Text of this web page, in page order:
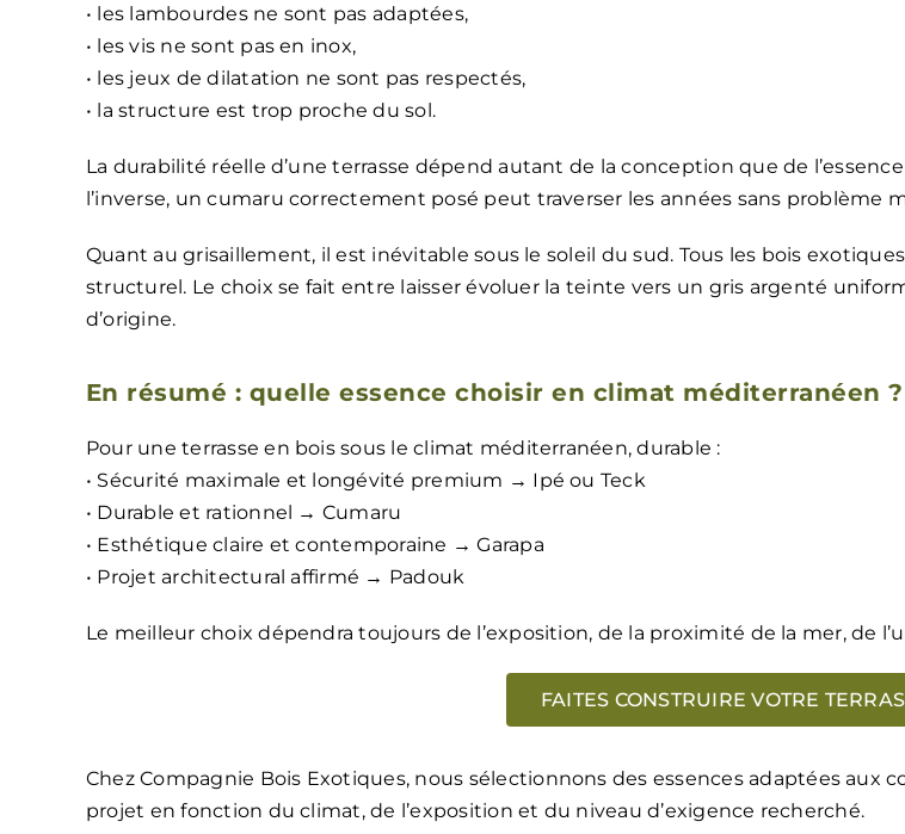
• les lambourdes ne sont pas adaptées,
• les vis ne sont pas en inox,
• les jeux de dilatation ne sont pas respectés,
• la structure est trop proche du sol.
La durabilité réelle d’une terrasse dépend autant de la conception que de
l’inverse, un cumaru correctement posé peut traverser les années sans problème
Quant au grisaillement, il est inévitable sous le soleil du sud. Tous les bois
structurel. Le choix se fait entre laisser évoluer la teinte vers un gris argenté
d’origine.
En résumé : quelle essence choisir en climat méditerranéen ?
Pour une terrasse en bois sous le climat méditerranéen, durable :
• Sécurité maximale et longévité premium → Ipé ou Teck
• Durable et rationnel → Cumaru
• Esthétique claire et contemporaine → Garapa
• Projet architectural affirmé → Padouk
Le meilleur choix dépendra toujours de l’exposition, de la proximité de la mer, de
FAITES CONSTRUIRE VOTRE
Chez Compagnie Bois Exotiques, nous sélectionnons des essences adaptées aux
projet en fonction du climat, de l’exposition et du niveau d’exigence recherché.